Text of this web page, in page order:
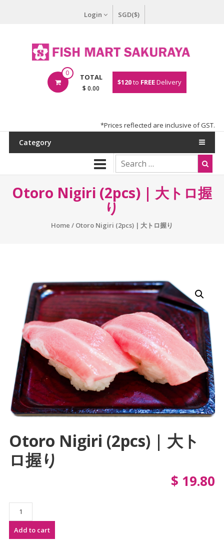
Login SGD($)
0 TOTAL
$ 0.00
$120to FREEDelivery
*Prices reflected are inclusive of GST.
Category
Otoro Nigiri (2pcs) | 大トロ握
り
Home / Otoro Nigiri (2pcs) | 大トロ握り
Otoro Nigiri (2pcs) | 大ト
ロ握り
$ 19.80
Otoro
Nigiri
(2pcs)
Add to cart